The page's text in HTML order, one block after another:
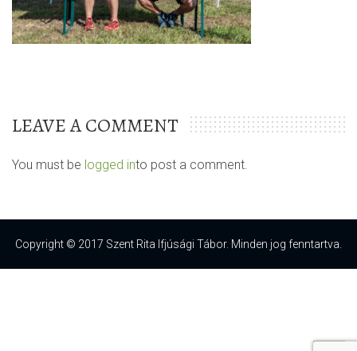
LEAVE A COMMENT
You must be logged into post a comment.
Copyright © 2017 Szent Rita Ifjúsági Tábor. Minden jog fenntartva.